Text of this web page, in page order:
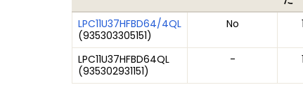
LPC11U37HFBD64/4QL
(935303305151)
No 1
LPC11U37HFBD64QL
(935302931151)
- 1